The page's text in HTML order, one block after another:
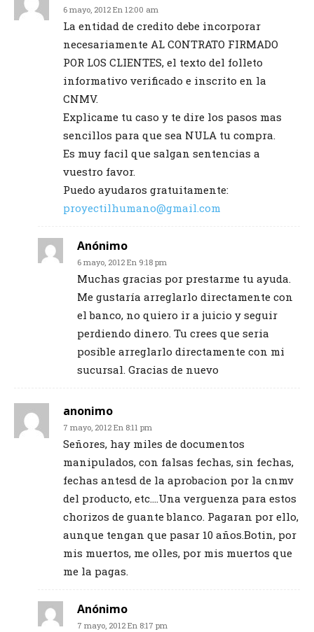
6 mayo, 2012 En 12:00 am
La entidad de credito debe incorporar
necesariamente AL CONTRATO FIRMADO
POR LOS CLIENTES, el texto del folleto
informativo verificado e inscrito en la
CNMV.
Explicame tu caso y te dire los pasos mas
sencillos para que sea NULA tu compra.
Es muy facil que salgan sentencias a
vuestro favor.
Puedo ayudaros gratuitamente:
proyectilhumano@gmail.com
Anónimo
6 mayo, 2012 En 9:18 pm
Muchas gracias por prestarme tu ayuda.
Me gustaría arreglarlo directamente con
el banco, no quiero ir a juicio y seguir
perdiendo dinero. Tu crees que seria
posible arreglarlo directamente con mi
sucursal. Gracias de nuevo
anonimo
7 mayo, 2012 En 8:11 pm
Señores, hay miles de documentos
manipulados, con falsas fechas, sin fechas,
fechas antesd de la aprobacion por la cnmv
del producto, etc….Una verguenza para estos
chorizos de guante blanco. Pagaran por ello,
aunque tengan que pasar 10 años.Botin, por
mis muertos, me olles, por mis muertos que
me la pagas.
Anónimo
7 mayo, 2012 En 8:17 pm